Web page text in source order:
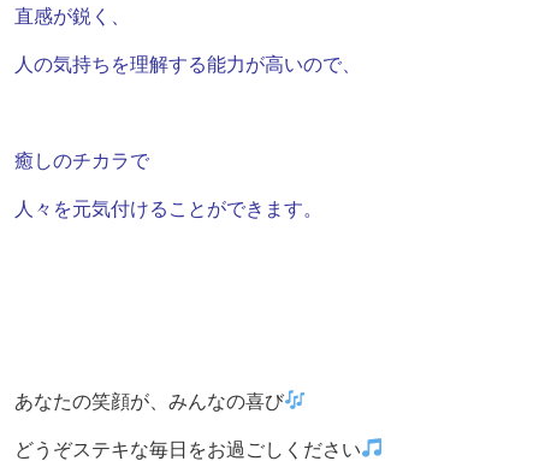
直感が鋭く、
人の気持ちを理解する能力が高いので、
癒しのチカラで
人々を元気付けることができます。
あなたの笑顔が、みんなの喜び
どうぞステキな毎日をお過ごしください